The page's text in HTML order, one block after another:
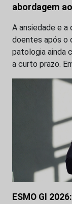
abordagem
A ansiedade e a
doentes após o
patologia ainda
a curto prazo.
ESMO GI